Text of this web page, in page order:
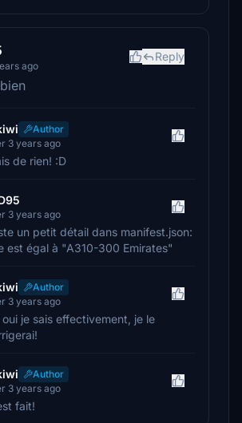
ago
Reply
Author
3 years ago
de rien! :D
3 years ago
un petit détail dans manifest.json:
est égal à "A310-300 Emirates"
Author
3 years ago
oui je sais effectivement, je le
Author
3 years ago
fait!